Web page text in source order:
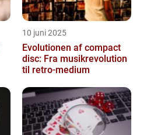
10 juni 2025
Evolutionen af compact
disc: Fra musikrevolution
til retro-medium